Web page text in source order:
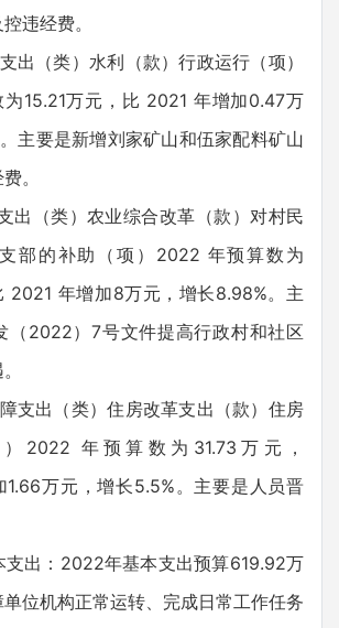
违经费。
（类）水利（款）行政运行（项）
15.21万元，比 2021 年增加0.47万
主要是新增刘家矿山和伍家配料矿山
。
（类）农业综合改革（款）对村民
部的补助（项）2022 年预算数为
2021 年增加8万元，增长8.98%。主
（2022）7号文件提高行政村和社区
出（类）住房改革支出（款）住房
2022 年预算数为31.73万元，
1.66万元，增长5.5%。主要是人员晋
出：2022年基本支出预算619.92万
位机构正常运转、完成日常工作任务